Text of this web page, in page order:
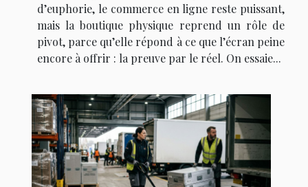
d’euphorie, le commerce en ligne reste puissant,
mais la boutique physique reprend un rôle de
pivot, parce qu’elle répond à ce que l’écran peine
encore à offrir : la preuve par le réel. On essaie...